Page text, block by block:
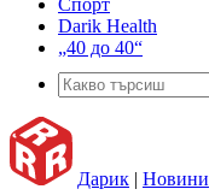
Спорт
Darik Health
„40 до 40“
Дарик | Новини